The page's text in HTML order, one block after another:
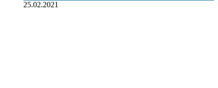
25.02.2021